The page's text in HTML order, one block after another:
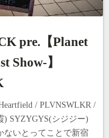
pre.【Planet
Show-】
/ PLVNSWLKR /
) SYZYGYS(シジジー)
ないとってことで新宿